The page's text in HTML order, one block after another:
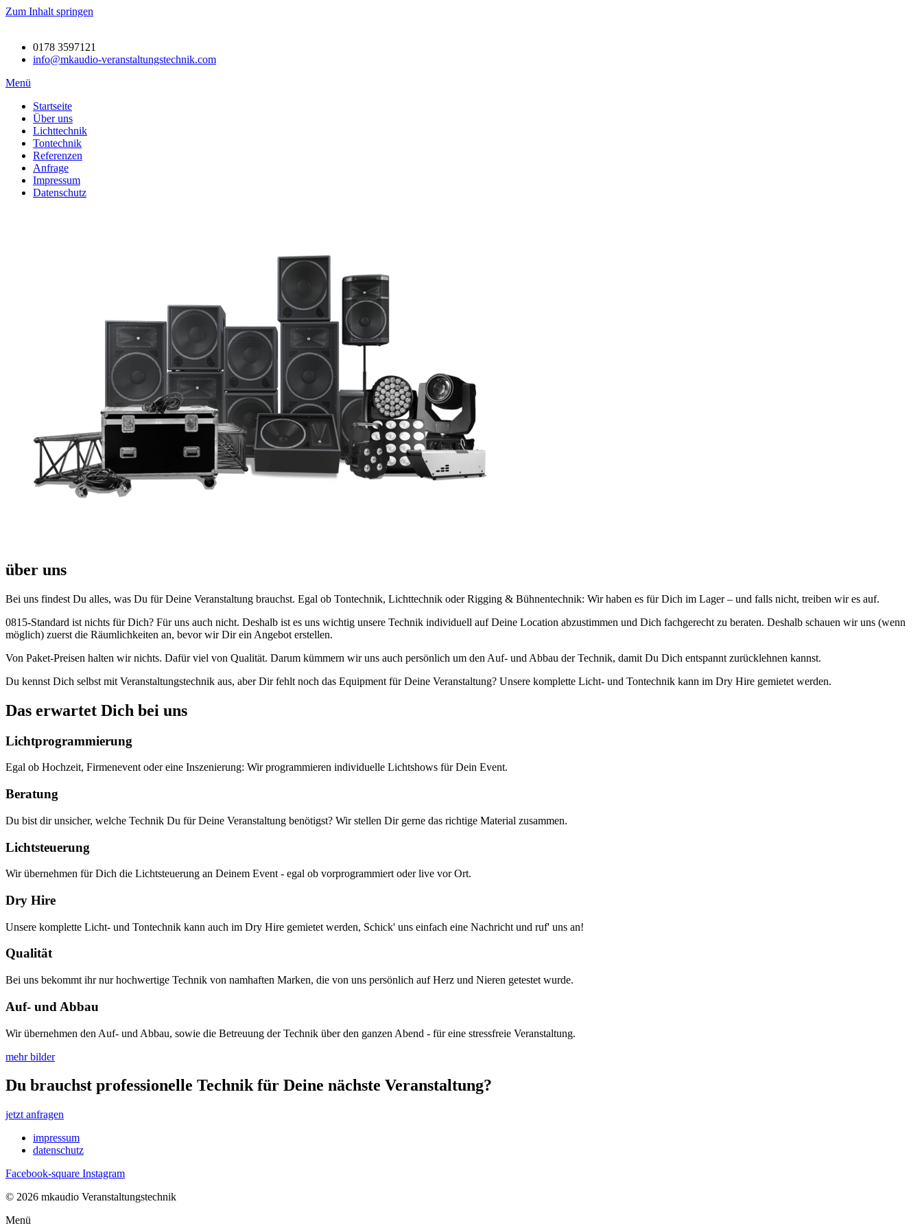
Zum Inhalt springen
0178 3597121
info@mkaudio-veranstaltungstechnik.com
Menü
Startseite
Über uns
Lichttechnik
Tontechnik
Referenzen
Anfrage
Impressum
Datenschutz
über uns
Bei uns findest Du alles, was Du für Deine Veranstaltung brauchst. Egal ob Tontechnik, Lichttechnik oder Rigging & Bühnentechnik: Wir haben es für Dich im Lager – und falls nicht, treiben wir es auf.
0815-Standard ist nichts für Dich? Für uns auch nicht. Deshalb ist es uns wichtig unsere Technik individuell auf Deine Location abzustimmen und Dich fachgerecht zu beraten. Deshalb schauen wir uns (wenn
möglich) zuerst die Räumlichkeiten an, bevor wir Dir ein Angebot erstellen.
Von Paket-Preisen halten wir nichts. Dafür viel von Qualität. Darum kümmern wir uns auch persönlich um den Auf- und Abbau der Technik, damit Du Dich entspannt zurücklehnen kannst.
Du kennst Dich selbst mit Veranstaltungstechnik aus, aber Dir fehlt noch das Equipment für Deine Veranstaltung? Unsere komplette Licht- und Tontechnik kann im Dry Hire gemietet werden.
Das erwartet Dich bei uns
Lichtprogrammierung
Egal ob Hochzeit, Firmenevent oder eine Inszenierung: Wir programmieren individuelle Lichtshows für Dein Event.
Beratung
Du bist dir unsicher, welche Technik Du für Deine Veranstaltung benötigst? Wir stellen Dir gerne das richtige Material zusammen.
Lichtsteuerung
Wir übernehmen für Dich die Lichtsteuerung an Deinem Event - egal ob vorprogrammiert oder live vor Ort.
Dry Hire
Unsere komplette Licht- und Tontechnik kann auch im Dry Hire gemietet werden, Schick' uns einfach eine Nachricht und ruf' uns an!
Qualität
Bei uns bekommt ihr nur hochwertige Technik von namhaften Marken, die von uns persönlich auf Herz und Nieren getestet wurde.
Auf- und Abbau
Wir übernehmen den Auf- und Abbau, sowie die Betreuung der Technik über den ganzen Abend - für eine stressfreie Veranstaltung.
mehr bilder
Du brauchst professionelle Technik für Deine nächste Veranstaltung?
jetzt anfragen
impressum
datenschutz
Facebook-square Instagram
© 2026 mkaudio Veranstaltungstechnik
Menü